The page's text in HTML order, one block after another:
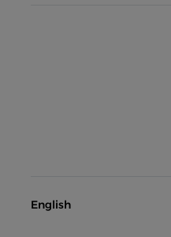
English